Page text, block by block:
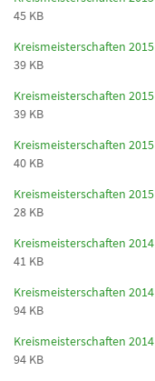
45 KB
Kreismeisterschaften
39 KB
Kreismeisterschaften
39 KB
Kreismeisterschaften
40 KB
Kreismeisterschaften
28 KB
Kreismeisterschaften
41 KB
Kreismeisterschaften
94 KB
Kreismeisterschaften
94 KB